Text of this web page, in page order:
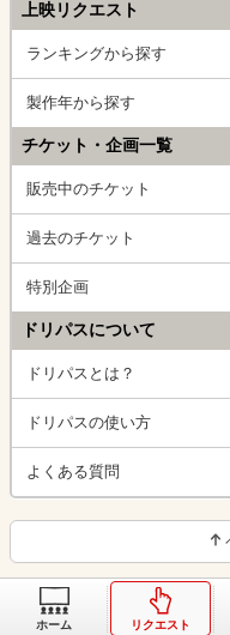
上映リクエスト
ランキングから探す
製作年から探す
チケット・企画一覧
販売中のチケット
過去のチケット
特別企画
ドリパスについて
ドリパスとは？
ドリパスの使い方
よくある質問
ホーム リクエスト